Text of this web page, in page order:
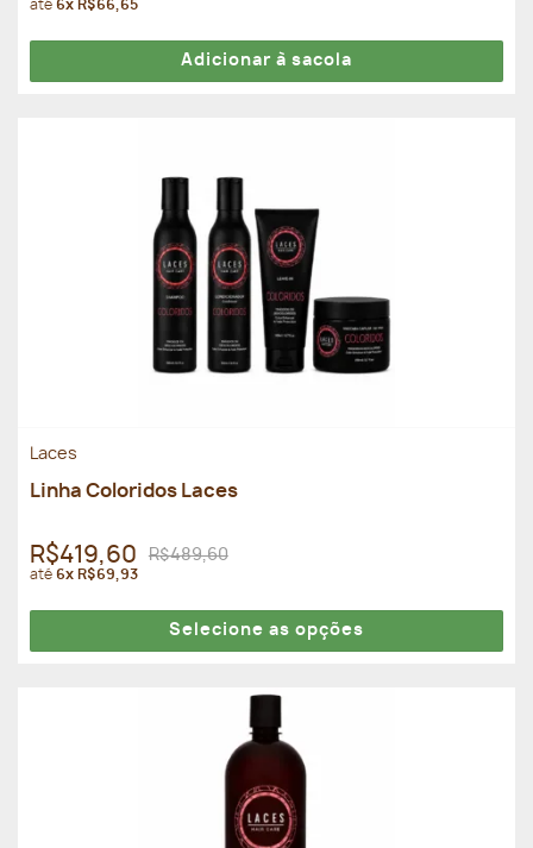
até6x R$66,65
Adicionar à sacola
Laces
Linha Coloridos Laces
R$419,60 R$489,60
até6x R$69,93
Selecione as opções